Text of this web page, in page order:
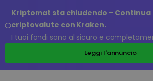
Kriptomat sta chiudendo – Continua
criptovalute con Kraken.
I tuoi fondi sono al sicuro e
Leggi l'annuncio